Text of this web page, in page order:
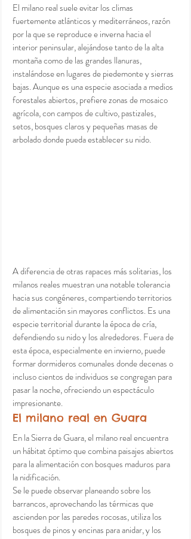
El milano real suele evitar los climas
fuertemente atlánticos y mediterráneos, razón
por la que se reproduce e inverna hacia el
interior peninsular, alejándose tanto de la alta
montaña como de las grandes llanuras,
instalándose en lugares de piedemonte y sierras
bajas. Aunque es una especie asociada a medios
forestales abiertos, prefiere zonas de mosaico
agrícola, con campos de cultivo, pastizales,
setos, bosques claros y pequeñas masas de
arbolado donde pueda establecer su nido.
A diferencia de otras rapaces más solitarias, los
milanos reales muestran una notable tolerancia
hacia sus congéneres, compartiendo territorios
de alimentación sin mayores conflictos. Es una
especie territorial durante la época de cría,
defendiendo su nido y los alrededores. Fuera de
esta época, especialmente en invierno, puede
formar dormideros comunales donde decenas o
incluso cientos de individuos se congregan para
pasar la noche, ofreciendo un espectáculo
impresionante.
El milano real en Guara
En la Sierra de Guara, el milano real encuentra
un hábitat óptimo que combina paisajes abiertos
para la alimentación con bosques maduros para
la nidificación.
Se le puede observar planeando sobre los
barrancos, aprovechando las térmicas que
ascienden por las paredes rocosas, utiliza los
bosques de pinos y encinas para anidar, y los